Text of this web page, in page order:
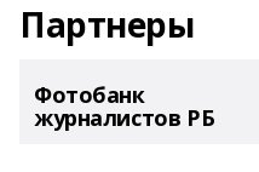
Партнеры
Фотобанк
журналистов РБ